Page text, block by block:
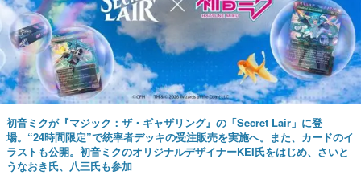
初音ミクが『マジック：ザ・ギャザリング』の「Secret Lair」に登
場。“24時間限定”で統率者デッキの受注販売を実施へ。また、カードのイ
ラストも公開。初音ミクのオリジナルデザイナーKEI氏をはじめ、さいと
うなおき氏、八三氏も参加